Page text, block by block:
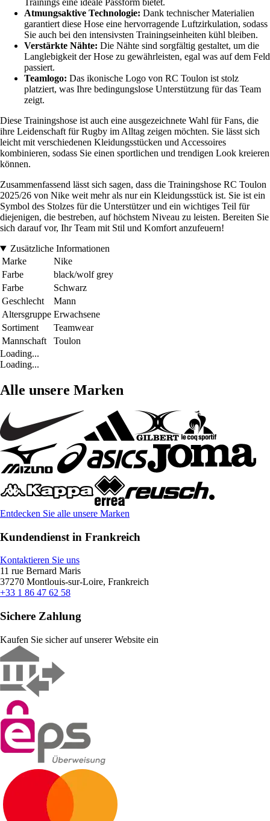
Trainings eine ideale Passform bietet.
Atmungsaktive Technologie: Dank technischer Materialien
garantiert diese Hose eine hervorragende Luftzirkulation, sodass
Sie auch bei den intensivsten Trainingseinheiten kühl bleiben.
Verstärkte Nähte: Die Nähte sind sorgfältig gestaltet, um die
Langlebigkeit der Hose zu gewährleisten, egal was auf dem Feld
passiert.
Teamlogo: Das ikonische Logo von RC Toulon ist stolz
platziert, was Ihre bedingungslose Unterstützung für das Team
zeigt.
Diese Trainingshose ist auch eine ausgezeichnete Wahl für Fans, die
ihre Leidenschaft für Rugby im Alltag zeigen möchten. Sie lässt sich
leicht mit verschiedenen Kleidungsstücken und Accessoires
kombinieren, sodass Sie einen sportlichen und trendigen Look kreieren
können.
Zusammenfassend lässt sich sagen, dass die Trainingshose RC Toulon
2025/26 von Nike weit mehr als nur ein Kleidungsstück ist. Sie ist ein
Symbol des Stolzes für die Unterstützer und ein wichtiges Teil für
diejenigen, die bestreben, auf höchstem Niveau zu leisten. Bereiten Sie
sich darauf vor, Ihr Team mit Stil und Komfort anzufeuern!
Zusätzliche Informationen
Marke
Nike
Farbe
black/wolf grey
Farbe
Schwarz
Geschlecht
Mann
Altersgruppe Erwachsene
Sortiment
Teamwear
Mannschaft
Toulon
Loading...
Loading...
Alle unsere Marken
Entdecken Sie alle unsere Marken
Kundendienst in Frankreich
Kontaktieren Sie uns
11 rue Bernard Maris
37270 Montlouis-sur-Loire, Frankreich
+33 1 86 47 62 58
Sichere Zahlung
Kaufen Sie sicher auf unserer Website ein